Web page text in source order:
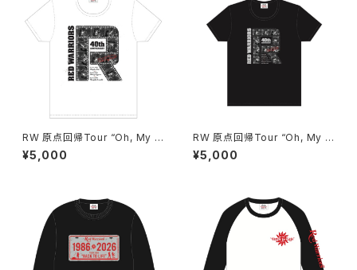
RW 原点回帰Tour “Oh, My G
od” 限定Tシャツ "Positive Fi
lm 1985"
¥5,000
RW 原点回帰Tour “Oh, My G
od” Tシャツ "Positive Film 1
985" BLACK
¥5,000